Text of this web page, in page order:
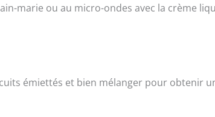
marie ou au micro-ondes avec la crème
émiettés et bien mélanger pour obtenir